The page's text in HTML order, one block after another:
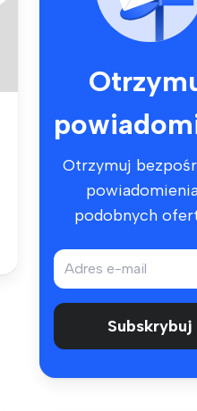
Otrzymuj
podobnych
Subskrybuj